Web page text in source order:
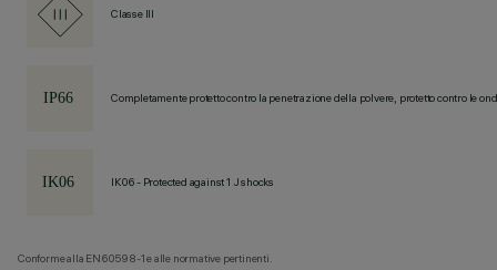
Classe III
Completamente protetto contro la penetrazione della polvere, protetto contro le
IK06 - Protected against 1 J shocks
Conforme alla EN60598-1 e alle normative pertinenti.